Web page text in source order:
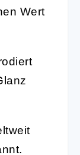
Wert